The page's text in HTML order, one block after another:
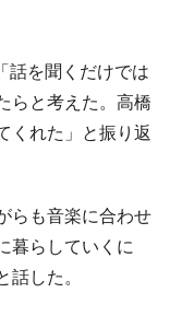
を聞くだけでは
らと考えた。高橋
くれた」と振り返
らも音楽に合わせ
暮らしていくに
した。